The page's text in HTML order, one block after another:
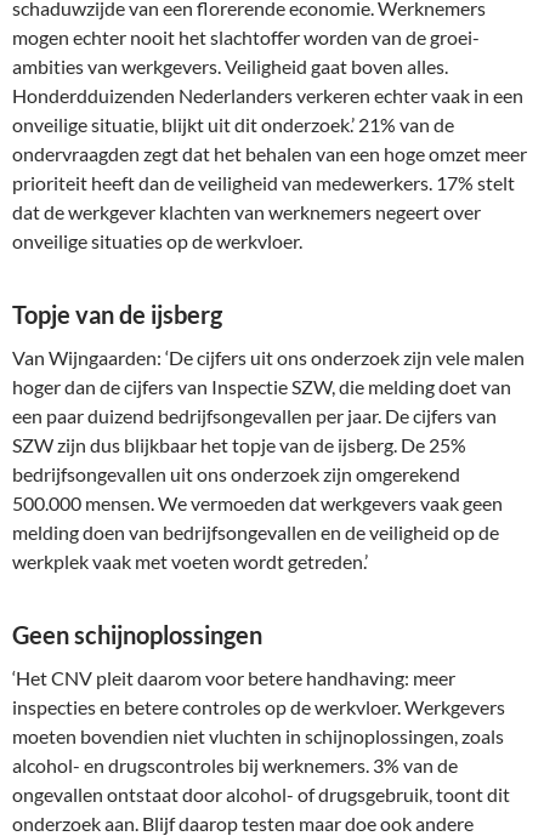
schaduwzijde van een florerende economie. Werknemers
mogen echter nooit het slachtoffer worden van de groei-
ambities van werkgevers. Veiligheid gaat boven alles.
Honderdduizenden Nederlanders verkeren echter vaak in een
onveilige situatie, blijkt uit dit onderzoek.’ 21% van de
ondervraagden zegt dat het behalen van een hoge omzet meer
prioriteit heeft dan de veiligheid van medewerkers. 17% stelt
dat de werkgever klachten van werknemers negeert over
onveilige situaties op de werkvloer.
Topje van de ijsberg
Van Wijngaarden: ‘De cijfers uit ons onderzoek zijn vele malen
hoger dan de cijfers van Inspectie SZW, die melding doet van
een paar duizend bedrijfsongevallen per jaar. De cijfers van
SZW zijn dus blijkbaar het topje van de ijsberg. De 25%
bedrijfsongevallen uit ons onderzoek zijn omgerekend
500.000 mensen. We vermoeden dat werkgevers vaak geen
melding doen van bedrijfsongevallen en de veiligheid op de
werkplek vaak met voeten wordt getreden.’
Geen schijnoplossingen
‘Het CNV pleit daarom voor betere handhaving: meer
inspecties en betere controles op de werkvloer. Werkgevers
moeten bovendien niet vluchten in schijnoplossingen, zoals
alcohol- en drugscontroles bij werknemers. 3% van de
ongevallen ontstaat door alcohol- of drugsgebruik, toont dit
onderzoek aan. Blijf daarop testen maar doe ook andere